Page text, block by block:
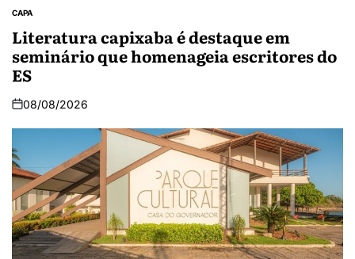
CAPA
Literatura capixaba é destaque em
seminário que homenageia escritores do
ES
08/08/2026